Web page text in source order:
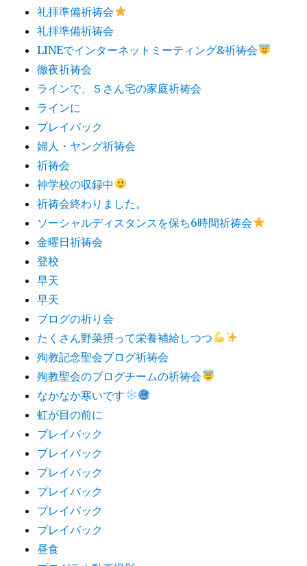
礼拝準備祈祷会
礼拝準備祈祷会
LINEでインターネットミーティング&祈祷会
徹夜祈祷会
ラインで、Ｓさん宅の家庭祈祷会
ラインに
プレイバック
婦人・ヤング祈祷会
祈祷会
神学校の収録中
祈祷会終わりました。
ソーシャルディスタンスを保ち6時間祈祷会
金曜日祈祷会
登校
早天
早天
ブログの祈り会
たくさん野菜摂って栄養補給しつつ
殉教記念聖会ブログ祈祷会
殉教聖会のブログチームの祈祷会
なかなか寒いです
虹が目の前に
プレイバック
プレイバック
プレイバック
プレイバック
プレイバック
プレイバック
昼食